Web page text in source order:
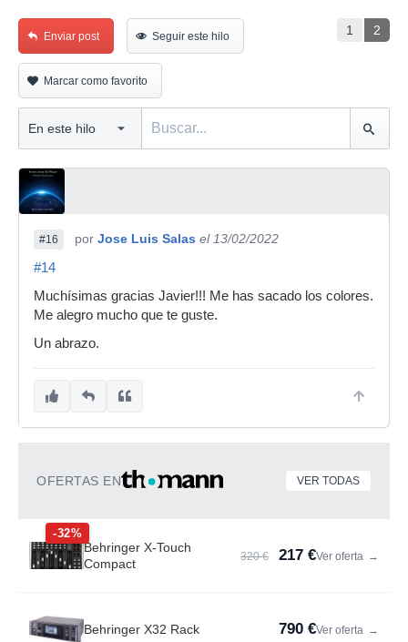
1 2
Enviar post Seguir este hilo
Marcar como favorito
#16 por Jose Luis Salas el 13/02/2022
#14
Muchísimas gracias Javier!!! Me has sacado los colores.
Me alegro mucho que te guste.
Un abrazo.
OFERTAS EN VER TODAS
-32%
Behringer X-Touch
Compact
320 € 217 €Ver oferta →
Behringer X32 Rack 790 €Ver oferta →